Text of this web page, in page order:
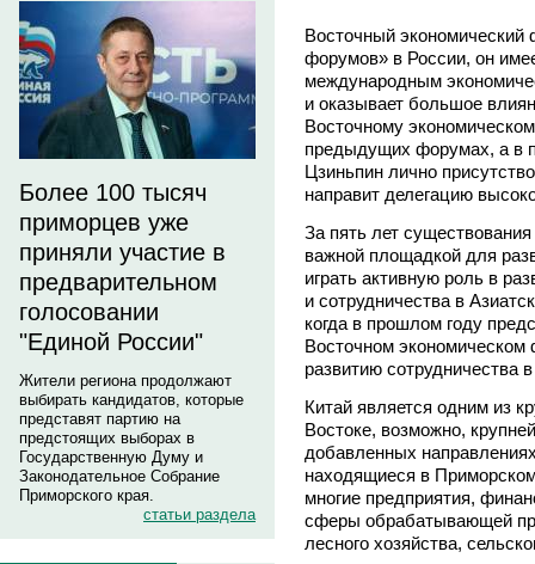
Более 100 тысяч
приморцев уже
приняли участие в
предварительном
голосовании
"Единой России"
Жители региона продолжают
выбирать кандидатов, которые
представят партию на
предстоящих выборах в
Государственную Думу и
Законодательное Собрание
Приморского края.
статьи раздела
Восточный экономический
форумов» в России, он
международным
и оказывает большое
Восточному
предыдущих форумах, а в
Цзиньпин лично
направит делегацию
За пять лет
важной площадкой для
играть активную роль в
и сотрудничества в
когда в прошлом году
Восточном
развитию сотрудничества
Китай является одним из
Востоке, возможно,
добавленных
находящиеся в
многие предприятия,
сферы обрабатывающей
лесного хозяйства,